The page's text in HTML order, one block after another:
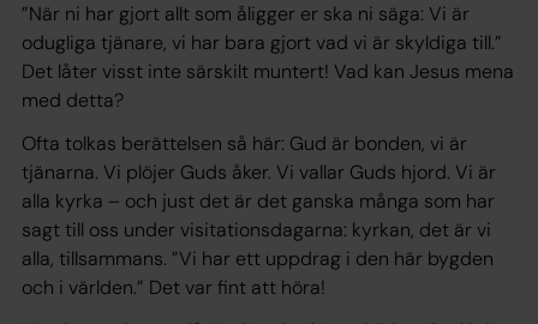
”När ni har gjort allt som åligger er ska ni säga: Vi är
odugliga tjänare, vi har bara gjort vad vi är skyldiga till.”
Det låter visst inte särskilt muntert! Vad kan Jesus mena
med detta?
Ofta tolkas berättelsen så här: Gud är bonden, vi är
tjänarna. Vi plöjer Guds åker. Vi vallar Guds hjord. Vi är
alla kyrka – och just det är det ganska många som har
sagt till oss under visitationsdagarna: kyrkan, det är vi
alla, tillsammans. ”Vi har ett uppdrag i den här bygden
och i världen.” Det var fint att höra!